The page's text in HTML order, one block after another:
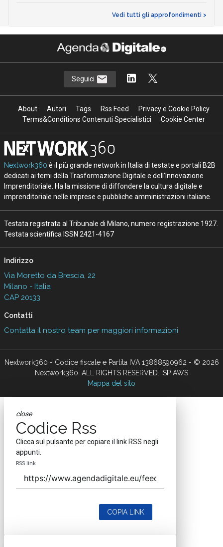
Vedi tutti gli approfondimenti >
Seguici
About Autori Tags Rss Feed
Privacy e Cookie Policy
Terms&Conditions Contenuti Specialistici
Cookie Center
Nextwork360 è il più grande network in Italia di testate e portali B2B
dedicati ai temi della Trasformazione Digitale e dell’Innovazione
Imprenditoriale. Ha la missione di diffondere la cultura digitale e
imprenditoriale nelle imprese e pubbliche amministrazioni italiane.
Testata registrata al Tribunale di Milano, numero registrazione 1927.
Testata scientifica ISSN 2421-4167
Indirizzo
Via Moretto da Brescia, 22
Milano - Italia
CAP 20133
Contatti
Contatta il nostro team per maggiori informazioni
Nextwork360 - Codice fiscale e Partita IVA 13868590962 - © 2026
Nextwork360. ALL RIGHTS RESERVED. ISP AWS
Mappa del sito
close
Codice Rss
Clicca sul pulsante per copiare il link RSS negli
appunti.
RSS link
COPIA LINK